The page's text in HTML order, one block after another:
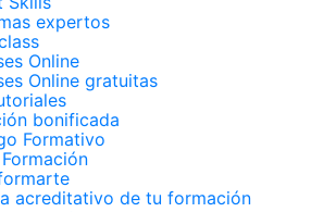
expertos
Online
Online gratuitas
bonificada
Formativo
acreditativo de tu formación